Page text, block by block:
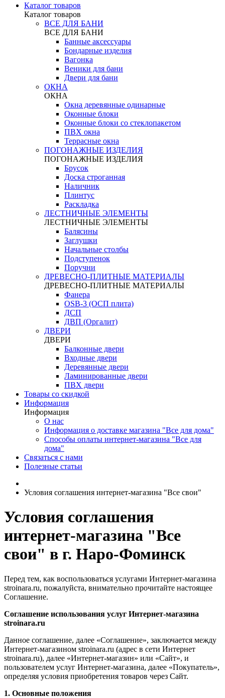
Каталог товаров
Каталог товаров
ВСЕ ДЛЯ БАНИ
ВСЕ ДЛЯ БАНИ
Банные аксессуары
Бондарные изделия
Вагонка
Веники для бани
Двери для бани
ОКНА
ОКНА
Окна деревянные одинарные
Оконные блоки
Оконные блоки со стеклопакетом
ПВХ окна
Террасные окна
ПОГОНАЖНЫЕ ИЗДЕЛИЯ
ПОГОНАЖНЫЕ ИЗДЕЛИЯ
Брусок
Доска строганная
Наличник
Плинтус
Раскладка
ЛЕСТНИЧНЫЕ ЭЛЕМЕНТЫ
ЛЕСТНИЧНЫЕ ЭЛЕМЕНТЫ
Балясины
Заглушки
Начальные столбы
Подступенок
Поручни
ДРЕВЕСНО-ПЛИТНЫЕ МАТЕРИАЛЫ
ДРЕВЕСНО-ПЛИТНЫЕ МАТЕРИАЛЫ
Фанера
OSB-3 (ОСП плита)
ДСП
ДВП (Оргалит)
ДВЕРИ
ДВЕРИ
Балконные двери
Входные двери
Деревянные двери
Ламинированные двери
ПВХ двери
Товары со скидкой
Информация
Информация
О нас
Информация о доставке магазина "Все для дома"
Способы оплаты интернет-магазина "Все для
дома"
Связаться с нами
Полезные статьи
Условия соглашения интернет-магазина "Все свои"
Условия соглашения
интернет-магазина "Все
свои" в г. Наро-Фоминск
Перед тем, как воспользоваться услугами Интернет-магазина
stroinara.ru, пожалуйста, внимательно прочитайте настоящее
Соглашение.
Соглашение использования услуг Интернет-магазина
stroinara.ru
Данное соглашение, далее «Соглашение», заключается между
Интернет-магазином stroinara.ru (адрес в сети Интернет
stroinara.ru), далее «Интернет-магазин» или «Сайт», и
пользователем услуг Интернет-магазина, далее «Покупатель»,
определяя условия приобретения товаров через Сайт.
1. Основные положения